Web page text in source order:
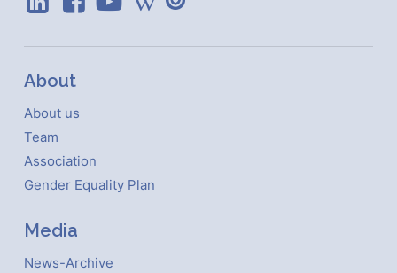
About
About us
Team
Association
Gender Equality Plan
Media
News-Archive